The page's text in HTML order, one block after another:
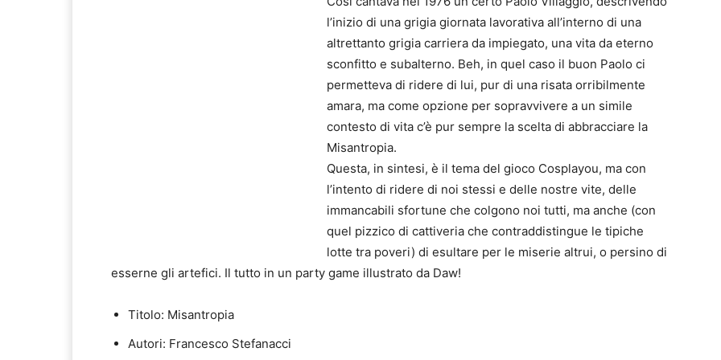
l’inizio di una grigia giornata lavorativa all’interno di una
altrettanto grigia carriera da impiegato, una vita da eterno
sconfitto e subalterno. Beh, in quel caso il buon Paolo ci
permetteva di ridere di lui, pur di una risata orribilmente
amara, ma come opzione per sopravvivere a un simile
contesto di vita c’è pur sempre la scelta di abbracciare la
Misantropia.
Questa, in sintesi, è il tema del gioco Cosplayou, ma con
l’intento di ridere di noi stessi e delle nostre vite, delle
immancabili sfortune che colgono noi tutti, ma anche (con
quel pizzico di cattiveria che contraddistingue le tipiche
lotte tra poveri) di esultare per le miserie altrui, o persino di
esserne gli artefici. Il tutto in un party game illustrato da Daw!
Titolo: Misantropia
Autori: Francesco Stefanacci